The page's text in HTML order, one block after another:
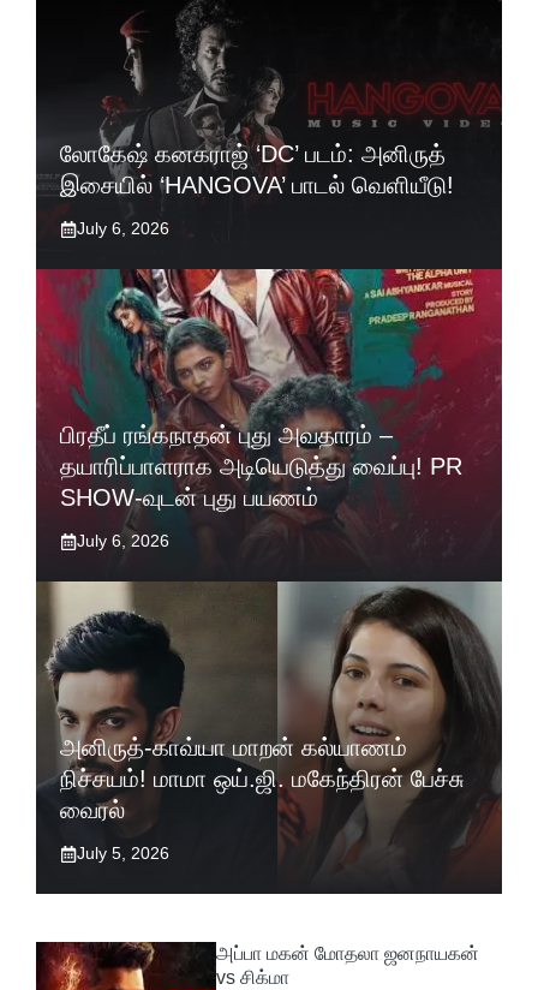
லோகேஷ் கனகராஜ் ‘DC’ படம்: அனிருத்
இசையில் ‘HANGOVA’ பாடல் வெளியீடு!
July 6, 2026
பிரதீப் ரங்கநாதன் புது அவதாரம் –
தயாரிப்பாளராக அடியெடுத்து வைப்பு! PR
SHOW-வுடன் புது பயணம்
July 6, 2026
அனிருத்-காவ்யா மாறன் கல்யாணம்
நிச்சயம்! மாமா ஒய்.ஜி. மகேந்திரன் பேச்சு
வைரல்
July 5, 2026
அப்பா மகன் மோதலா ஜனநாயகன்
vs சிக்மா